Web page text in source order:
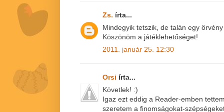
Zs. írta...
Mindegyik tetszik, de talán egy
Köszönöm a játéklehetőséget!
2011. január 25. 12:30
Orsi írta...
Követlek! :)
Igaz ezt eddig a Reader-emben
szeretem a finomságokat-